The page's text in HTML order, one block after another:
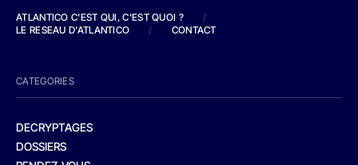
ATLANTICO C'EST QUI, C'EST QUOI ?
/
LE RESEAU D'ATLANTICO
/ CONTACT
CATEGORIES
DECRYPTAGES
DOSSIERS